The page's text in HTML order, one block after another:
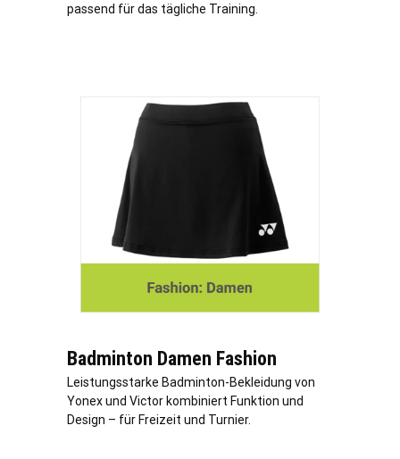
passend für das tägliche Training.
Badminton Damen Fashion
Leistungsstarke Badminton-Bekleidung von
Yonex und Victor kombiniert Funktion und
Design – für Freizeit und Turnier.